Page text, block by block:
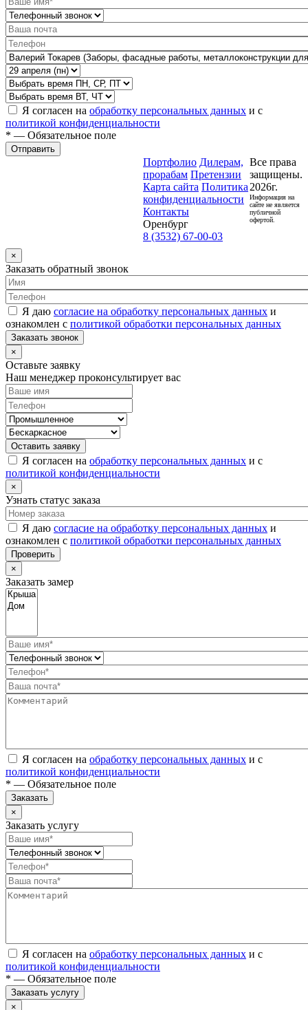
Я согласен на обработку персональных данных и с
политикой конфиденциальности
* — Обязательное поле
Отправить
Портфолио Дилерам,
прорабам Претензии
Карта сайта Политика
конфиденциальности
Контакты
Оренбург
8 (3532) 67-00-03
Все права
защищены.
2026г.
Информация на
сайте не является
публичной
офертой.
×
Заказать обратный звонок
Я даю согласие на обработку персональных данных и
ознакомлен с политикой обработки персональных данных
Заказать звонок
×
Оставьте заявку
Наш менеджер проконсультирует вас
Оставить заявку
Я согласен на обработку персональных данных и с
политикой конфиденциальности
×
Узнать статус заказа
Я даю согласие на обработку персональных данных и
ознакомлен с политикой обработки персональных данных
Проверить
×
Заказать замер
Я согласен на обработку персональных данных и с
политикой конфиденциальности
* — Обязательное поле
Заказать
×
Заказать услугу
Я согласен на обработку персональных данных и с
политикой конфиденциальности
* — Обязательное поле
Заказать услугу
×